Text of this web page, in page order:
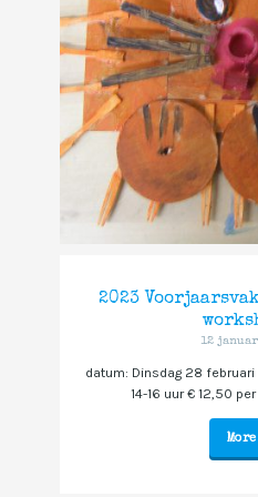
2023
12
datum: Dinsdag 28 februari
14-16 uur € 12,50
More